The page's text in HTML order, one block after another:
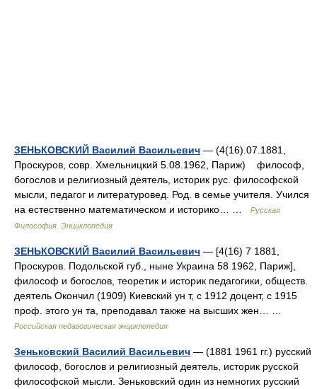
ЗЕНЬКОВСКИЙ Василий Васильевич — (4(16).07.1881,
Проскуров, совр. Хмельницкий 5.08.1962, Париж) философ,
богослов и религиозный деятель, историк рус. философской
мысли, педагог и литературовед. Род. в семье учителя. Учился
на естественно математическом и историко… …
Русская
Философия. Энциклопедия
ЗЕНЬКОВСКИЙ Василий Васильевич — [4(16) 7 1881,
Проскуров. Подольской губ., ныне Украина 58 1962, Париж],
философ и богослов, теоретик и историк педагогики, обществ.
деятель Окончил (1909) Киевский ун т, с 1912 доцент, с 1915
проф. этого ун та, преподавал также на высших жен… …
Российская педагогическая энциклопедия
Зеньковский Василий Васильевич — (1881 1961 гг.) русский
философ, богослов и религиозный деятель, историк русской
философской мысли. Зеньковский один из немногих русский